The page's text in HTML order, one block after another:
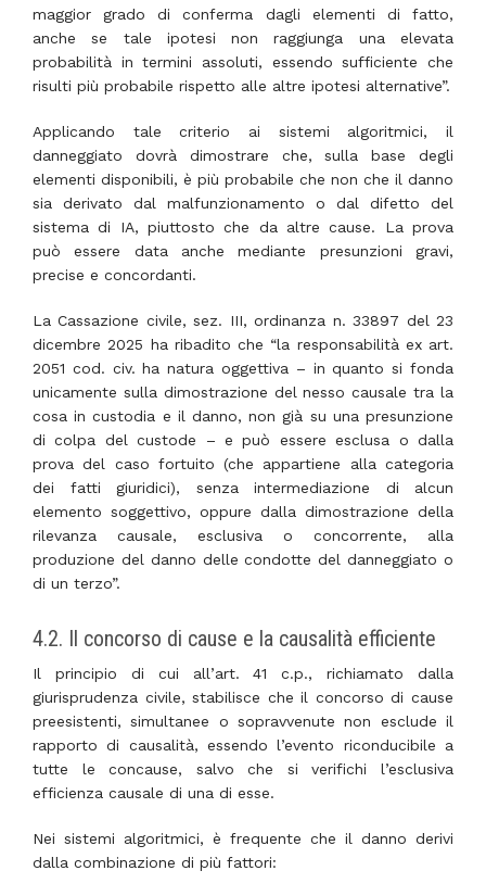
maggior grado di conferma dagli elementi di fatto,
anche se tale ipotesi non raggiunga una elevata
probabilità in termini assoluti, essendo sufficiente che
risulti più probabile rispetto alle altre ipotesi alternative”.
Applicando tale criterio ai sistemi algoritmici, il
danneggiato dovrà dimostrare che, sulla base degli
elementi disponibili, è più probabile che non che il danno
sia derivato dal malfunzionamento o dal difetto del
sistema di IA, piuttosto che da altre cause. La prova
può essere data anche mediante presunzioni gravi,
precise e concordanti.
La Cassazione civile, sez. III, ordinanza n. 33897 del 23
dicembre 2025 ha ribadito che “la responsabilità ex art.
2051 cod. civ. ha natura oggettiva – in quanto si fonda
unicamente sulla dimostrazione del nesso causale tra la
cosa in custodia e il danno, non già su una presunzione
di colpa del custode – e può essere esclusa o dalla
prova del caso fortuito (che appartiene alla categoria
dei fatti giuridici), senza intermediazione di alcun
elemento soggettivo, oppure dalla dimostrazione della
rilevanza causale, esclusiva o concorrente, alla
produzione del danno delle condotte del danneggiato o
di un terzo”.
4.2. Il concorso di cause e la causalità efficiente
Il principio di cui all’art. 41 c.p., richiamato dalla
giurisprudenza civile, stabilisce che il concorso di cause
preesistenti, simultanee o sopravvenute non esclude il
rapporto di causalità, essendo l’evento riconducibile a
tutte le concause, salvo che si verifichi l’esclusiva
efficienza causale di una di esse.
Nei sistemi algoritmici, è frequente che il danno derivi
dalla combinazione di più fattori: